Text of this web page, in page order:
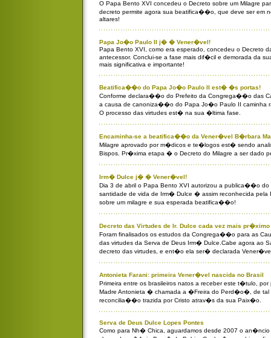
O Papa Bento XVI concedeu o Decreto sobre um Milagre
decreto permite agora sua beatifica��o, que deve ser em
altares!
Papa Jo�o Paulo II j� � Vener�vel!
Papa Bento XVI, como era esperado, concedeu o Decreto
antecessor. Conclui-se a fase mais dif�cil e demorada da
mais significativa e importante!
Beatifica��o do Papa Jo�o Paulo II est� �s portas!
Conforme declara��o do Prefeito da Congrega��o das
a causa de canoniza��o do Papa Jo�o Paulo II caminha
O processo das virtudes est� na sua �ltima fase.
Encaminha-se a beatifica��o da Vener�vel B�rbara
Milagre aprovado por m�dicos e te�logos est� sendo
Bispos. Pr�xima etapa � o Decreto do Milagre a ser dado
Irm� Dulce j� � Vener�vel!
Dia 3 de abril o Papa Bento XVI autorizou a publica��o do
santidade de vida de Irm� Dulce � assim reconhecida pela
sobre um milagre e sua esperada beatifica��o!
Decreto das Virtudes de Ir. Dulce cada vez mais pr�ximo
Foram finalisados os estudos da Congrega��o para as
das virtudes da Serva de Deus Irm� Dulce.Cabe agora ao
decreto das virtudes, e ent�o ela ser� declarada
Antonieta Farani: primeira Vener�vel nascida no Brasil
Primeira entre os brasileiros natos a receber este t�tulo,
Madre Antonieta � chamada a �Freira do Perd�o�, de tal
reconcilia��o trazida por Cristo atrav�s da sua Paix�o.
Serva de Deus Dulce Lopes Pontes
Como para Nh� Chica, aguardamos desde 2007 o